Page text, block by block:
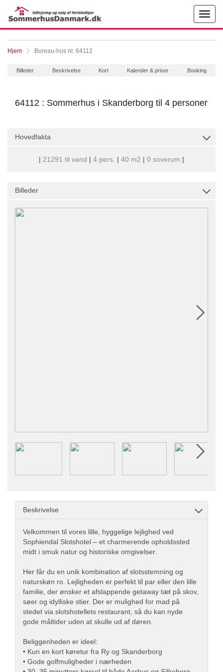
Hjem Bureau-hus nr. 64112
Billeder Beskrivelse Kort Kalender & priser Booking
64112 : Sommerhus i Skanderborg til 4 personer
Hovedfakta
| 21291 til vand | 4 pers. | 40 m2 | 0 soverum |
Billeder
Beskrivelse
Velkommen til vores lille, hyggelige lejlighed ved
Sophiendal Slotshotel – et charmerende opholdssted
midt i smuk natur og historiske omgivelser.
Her får du en unik kombination af slotsstemning og
naturskøn ro. Lejligheden er perfekt til par eller den lille
familie, der ønsker et afslappende getaway tæt på skov,
søer og idylliske stier. Der er mulighed for mad på
stedet via slotshotellets restaurant, så du kan nyde
gode måltider uden at skulle ud af døren.
Beliggenheden er ideel:
• Kun en kort køretur fra Ry og Skanderborg
• Gode golfmuligheder i nærheden